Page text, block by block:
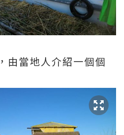
由當地人介紹一個個